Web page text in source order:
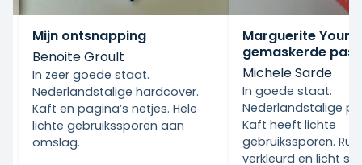
Mijn ontsnapping
Benoite Groult
In zeer goede staat.
Nederlandstalige hardcover.
Kaft en pagina’s netjes. Hele
lichte gebruikssporen aan
omslag.
Marguerite
gemaskerde
Michele Sarde
In goede staat.
Nederlandstalige
Kaft heeft lichte
gebruikssporen.
verkleurd en licht